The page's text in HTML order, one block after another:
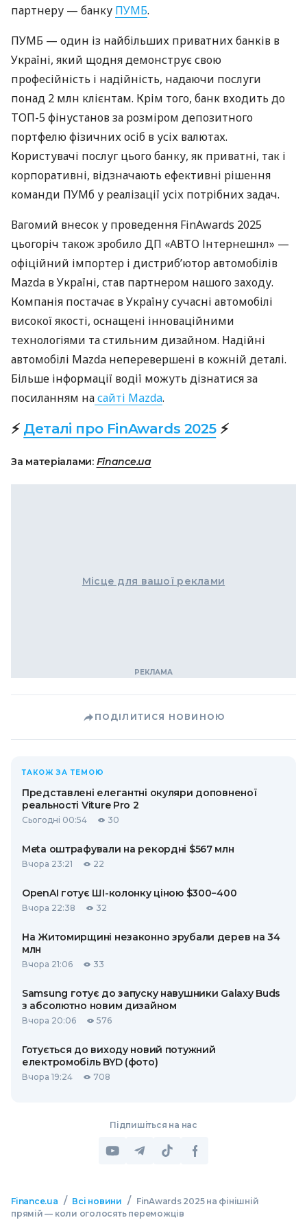
партнеру — банку ПУМБ.
ПУМБ — один із найбільших приватних банків в
Україні, який щодня демонструє свою
професійність і надійність, надаючи послуги
понад 2 млн клієнтам. Крім того, банк входить до
ТОП-5 фінустанов за розміром депозитного
портфелю фізичних осіб в усіх валютах.
Користувачі послуг цього банку, як приватні, так і
корпоративні, відзначають ефективні рішення
команди ПУМб у реалізації усіх потрібних задач.
Вагомий внесок у проведення FinAwards 2025
цьогоріч також зробило ДП «АВТО Інтернешнл» —
офіційний імпортер і дистриб’ютор автомобілів
Mazda в Україні, cтав партнером нашого заходу.
Компанія постачає в Україну сучасні автомобілі
високої якості, оснащені інноваційними
технологіями та стильним дизайном. Надійні
автомобілі Mazda неперевершені в кожній деталі.
Більше інформації водії можуть дізнатися за
посиланням насайті Mazda.
⚡ Деталі про FinAwards 2025⚡
За матеріалами: Finance.ua
Місце для вашої реклами
ПОДІЛИТИСЯ НОВИНОЮ
ТАКОЖ ЗА ТЕМОЮ
Представлені елегантні окуляри доповненої
реальності Viture Pro 2
Сьогодні 00:54 30
Meta оштрафували на рекордні $567 млн
Вчора 23:21 22
OpenAI готує ШІ-колонку ціною $300−400
Вчора 22:38 32
На Житомирщині незаконно зрубали дерев на 34
млн
Вчора 21:06 33
Samsung готує до запуску навушники Galaxy Buds
з абсолютно новим дизайном
Вчора 20:06 576
Готується до виходу новий потужний
електромобіль BYD (фото)
Вчора 19:24 708
Підпишіться на нас
Finance.ua / Всі новини /
FinAwards 2025 на фінішній
прямій — коли оголосять переможців